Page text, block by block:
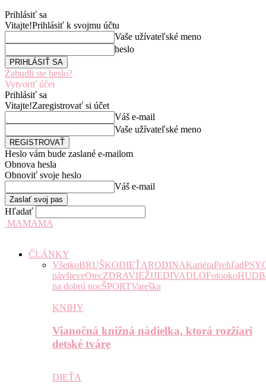
Prihlásiť sa
Vitajte!Prihlásiť k svojmu účtu
Vaše užívateľské meno
heslo
Zabudli ste heslo?
Vytvoriť účet
Prihlásiť sa
Vitajte!Zaregistrovať si účet
Váš e-mail
Vaše užívateľské meno
Heslo vám bude zaslané e-mailom
Obnova hesla
Obnoviť svoje heslo
Váš e-mail
Hľadať
MAMAMA
ČLÁNKY
VšetkoBRUŠKODIEŤARODINAKariéraPrehľad
návšteveOtecZDRAVIEŽIJEDIVADLOFotooko
na dobrú nocŠPORTVareška
KNIHY
Vianočná knižná nádielka, ktorá rozžiari
detské tváre
DIEŤA